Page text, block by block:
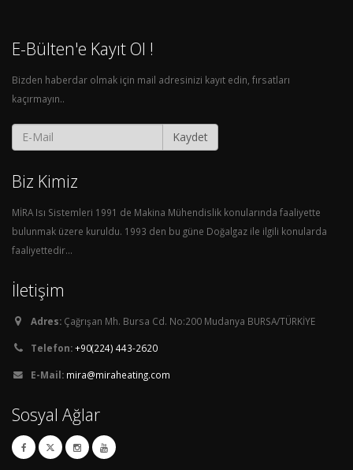
E-Bülten'e Kayıt Ol !
Bizden haberdar olmak için mail adresinizi kayıt edin, fırsatları
kaçırmayın..
Kaydet
Biz Kimiz
MİRA Isı Sistemleri 1991 de Makina Mühendislik konularında faaliyette
bulunmak üzere kuruldu. 1993 den bu güne Doğalgaz ile ilgili konularda
faaliyettedir...
İletişim
Adres: Çağrışan Mh. Bursa Cd. No:200 Mudanya BURSA/TÜRKİYE
Telefon:+90(224) 443-2620
E-Mail: mira@miraheating.com
Sosyal Ağlar